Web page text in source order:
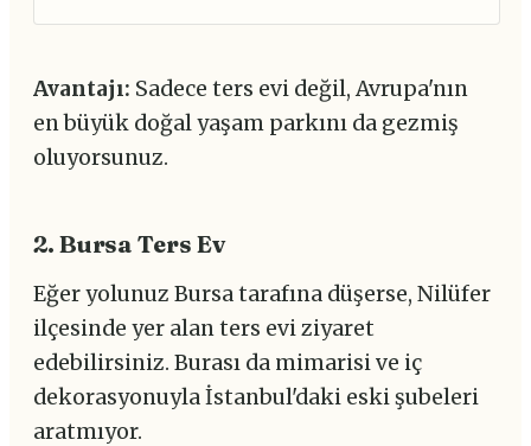
Avantajı: Sadece ters evi değil, Avrupa'nın
en büyük doğal yaşam parkını da gezmiş
oluyorsunuz.
2. Bursa Ters Ev
Eğer yolunuz Bursa tarafına düşerse, Nilüfer
ilçesinde yer alan ters evi ziyaret
edebilirsiniz. Burası da mimarisi ve iç
dekorasyonuyla İstanbul'daki eski şubeleri
aratmıyor.